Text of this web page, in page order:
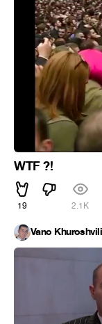
WTF ?!
19 2.1K
Vano Khuroshvili